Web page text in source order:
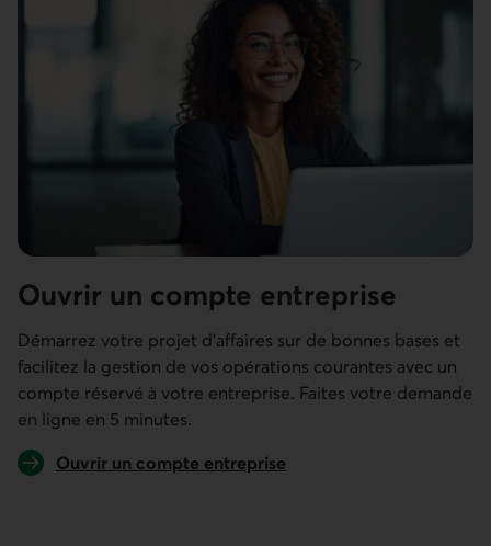
Ouvrir un compte entreprise
Démarrez votre projet d'affaires sur de bonnes bases et
facilitez la gestion de vos opérations courantes avec un
compte réservé à votre entreprise. Faites votre demande
en ligne en 5 minutes.
Ouvrir un compte entreprise